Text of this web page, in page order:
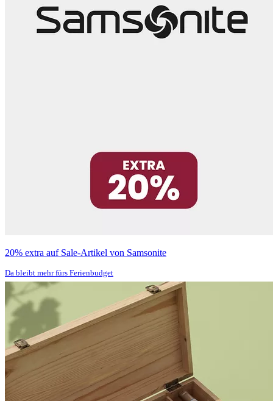
20% extra auf Sale-Artikel von Samsonite
Da bleibt mehr fürs Ferienbudget